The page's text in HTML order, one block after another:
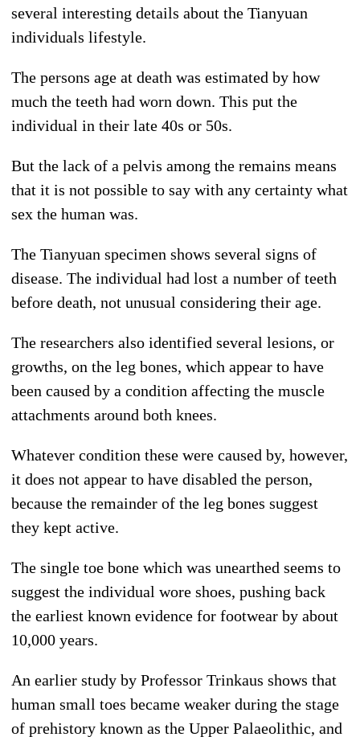
several interesting details about the Tianyuan
individuals lifestyle.
The persons age at death was estimated by how
much the teeth had worn down. This put the
individual in their late 40s or 50s.
But the lack of a pelvis among the remains means
that it is not possible to say with any certainty what
sex the human was.
The Tianyuan specimen shows several signs of
disease. The individual had lost a number of teeth
before death, not unusual considering their age.
The researchers also identified several lesions, or
growths, on the leg bones, which appear to have
been caused by a condition affecting the muscle
attachments around both knees.
Whatever condition these were caused by, however,
it does not appear to have disabled the person,
because the remainder of the leg bones suggest
they kept active.
The single toe bone which was unearthed seems to
suggest the individual wore shoes, pushing back
the earliest known evidence for footwear by about
10,000 years.
An earlier study by Professor Trinkaus shows that
human small toes became weaker during the stage
of prehistory known as the Upper Palaeolithic, and